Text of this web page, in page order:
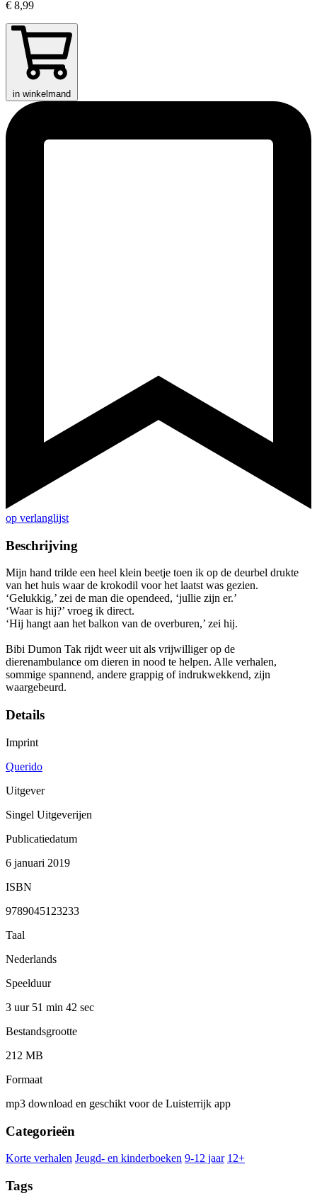
€ 8,99
in winkelmand
op verlanglijst
Beschrijving
Mijn hand trilde een heel klein beetje toen ik op de deurbel drukte
van het huis waar de krokodil voor het laatst was gezien.
‘Gelukkig,’ zei de man die opendeed, ‘jullie zijn er.’
‘Waar is hij?’ vroeg ik direct.
‘Hij hangt aan het balkon van de overburen,’ zei hij.
Bibi Dumon Tak rijdt weer uit als vrijwilliger op de
dierenambulance om dieren in nood te helpen. Alle verhalen,
sommige spannend, andere grappig of indrukwekkend, zijn
waargebeurd.
Details
Imprint
Querido
Uitgever
Singel Uitgeverijen
Publicatiedatum
6 januari 2019
ISBN
9789045123233
Taal
Nederlands
Speelduur
3 uur 51 min 42 sec
Bestandsgrootte
212 MB
Formaat
mp3 download en geschikt voor de Luisterrijk app
Categorieën
Korte verhalen Jeugd- en kinderboeken 9-12 jaar 12+
Tags